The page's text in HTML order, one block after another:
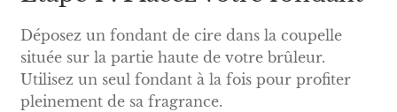
Déposez un fondant de cire dans la coupelle
située sur la partie haute de votre brûleur.
Utilisez un seul fondant à la fois pour profiter
pleinement de sa fragrance.